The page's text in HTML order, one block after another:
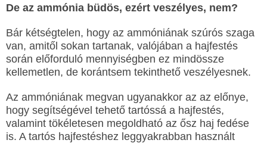
De az ammónia büdös, ezért veszélyes, nem?
Bár kétségtelen, hogy az ammóniának szúrós szaga
van, amitől sokan tartanak, valójában a hajfestés
során előforduló mennyiségben ez mindössze
kellemetlen, de korántsem tekinthető veszélyesnek.
Az ammóniának megvan ugyanakkor az az előnye,
hogy segítségével tehető tartóssá a hajfestés,
valamint tökéletesen megoldható az ősz haj fedése
is. A tartós hajfestéshez leggyakrabban használt